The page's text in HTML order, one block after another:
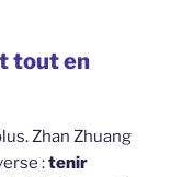
tout en
Zhan Zhuang
:tenir